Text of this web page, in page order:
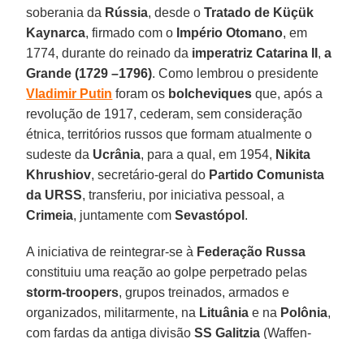
soberania da Rússia, desde oTratado de Küçük
Kaynarca, firmado com o Império Otomano, em
1774, durante do reinado da imperatriz Catarina ,a
Grande (1729 –1796). Como lembrou o presidente
Vladimir Putin foram os bolcheviques que, após a
revolução de 1917, cederam, sem consideração
étnica, territórios russos que formam atualmente o
sudeste da Ucrânia, para a qual, em 1954, Nikita
Khrushiov, secretário-geral do Partido Comunista
da URSS, transferiu, por iniciativa pessoal, a
Crimeia, juntamente comSevastópol .
A iniciativa de reintegrar-se à Federação Russa
constituiu uma reação ao golpe perpetrado pelas
storm-troopers, grupos treinados, armados e
organizados, militarmente, na Lituânia e na Polônia,
com fardas da antiga divisãoSS Galitzia (Waffen-